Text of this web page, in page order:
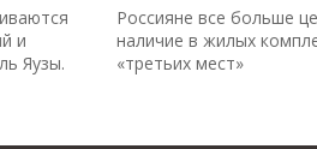
и
Яузы.
Россияне все больше
наличие в жилых
«третьих мест»